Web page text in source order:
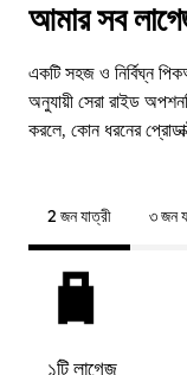
আমার সব
একটি সহজ ও নির্বিঘ্ন
অনুযায়ী সেরা রাইড
করলে, কোন ধরনের
2 জন যাত্রী ৩ জন
১টি লাগেজ